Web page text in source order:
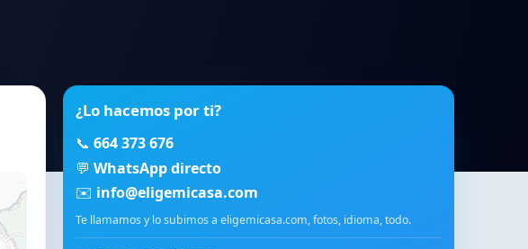
¿Lo hacemos por ti?
📞664 373 676
💬WhatsApp directo
✉️ info@eligemicasa.com
Te llamamos y lo subimos a eligemicasa.com, fotos, idioma, todo.